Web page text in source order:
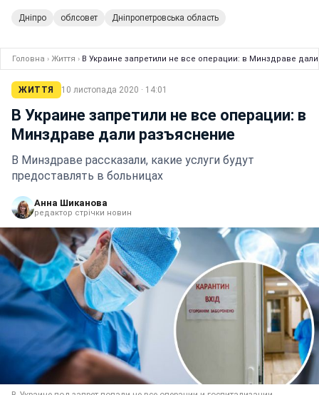
Дніпро облсовет Дніпропетровська область
Головна › Життя › В Украине запретили не все операции: в Минздраве
ЖИТТЯ 10 листопада 2020 · 14:01
В Украине запретили не все операции: в
Минздраве дали разъяснение
В Минздраве рассказали, какие услуги будут
предоставлять в больницах
Анна Шиканова
редактор стрічки новин